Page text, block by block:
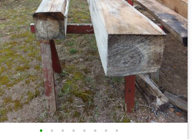
• • • • • • • •